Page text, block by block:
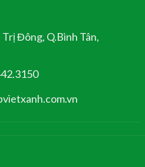
Đông, Q.Bình Tân,